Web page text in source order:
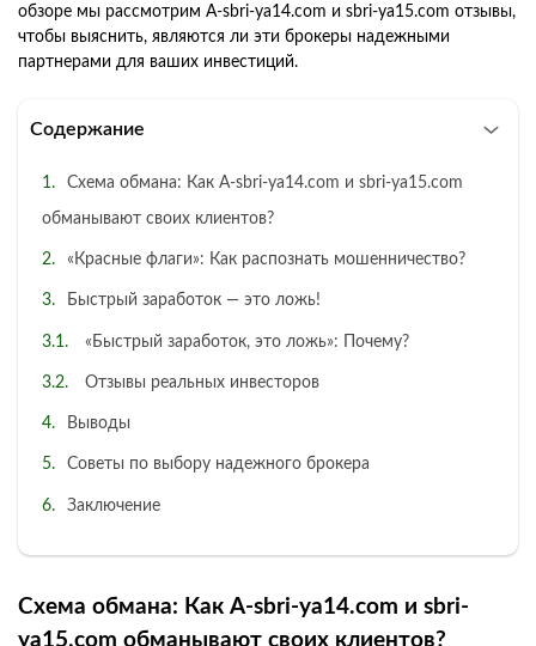
обзоре мы рассмотрим A-sbri-ya14.com и sbri-ya15.com отзывы,
чтобы выяснить, являются ли эти брокеры надежными
партнерами для ваших инвестиций.
Содержание
Схема обмана: Как A-sbri-ya14.com и sbri-ya15.com
обманывают своих клиентов?
«Красные флаги»: Как распознать мошенничество?
Быстрый заработок — это ложь!
«Быстрый заработок, это ложь»: Почему?
Отзывы реальных инвесторов
Выводы
Советы по выбору надежного брокера
Заключение
Схема обмана: Как A-sbri-ya14.com и sbri-
ya15.com обманывают своих клиентов?